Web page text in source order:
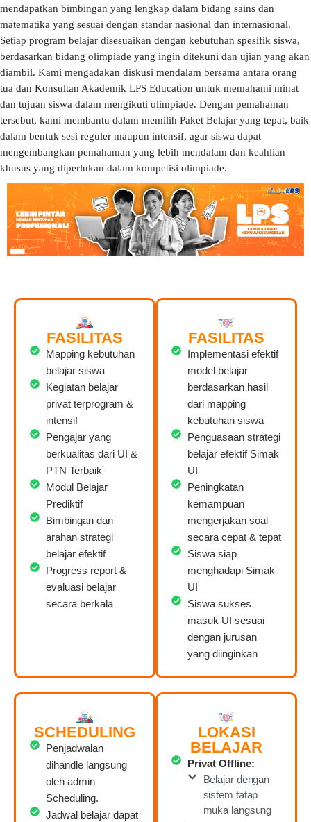
mendapatkan bimbingan yang lengkap dalam bidang sains dan
matematika yang sesuai dengan standar nasional dan internasional.
Setiap program belajar disesuaikan dengan kebutuhan spesifik siswa,
berdasarkan bidang olimpiade yang ingin ditekuni dan ujian yang akan
diambil. Kami mengadakan diskusi mendalam bersama antara orang
tua dan Konsultan Akademik LPS Education untuk memahami minat
dan tujuan siswa dalam mengikuti olimpiade. Dengan pemahaman
tersebut, kami membantu dalam memilih Paket Belajar yang tepat, baik
dalam bentuk sesi reguler maupun intensif, agar siswa dapat
mengembangkan pemahaman yang lebih mendalam dan keahlian
khusus yang diperlukan dalam kompetisi olimpiade.
FASILITAS
Mapping kebutuhan
belajar siswa
Kegiatan belajar
privat terprogram &
intensif
Pengajar yang
berkualitas dari UI &
PTN Terbaik
Modul Belajar
Prediktif
Bimbingan dan
arahan strategi
belajar efektif
Progress report &
evaluasi belajar
secara berkala
FASILITAS
Implementasi efektif
model belajar
berdasarkan hasil
dari mapping
kebutuhan siswa
Penguasaan strategi
belajar efektif Simak
UI
Peningkatan
kemampuan
mengerjakan soal
secara cepat & tepat
Siswa siap
menghadapi Simak
UI
Siswa sukses
masuk UI sesuai
dengan jurusan
yang diinginkan
SCHEDULING
Penjadwalan
dihandle langsung
oleh admin
Scheduling.
Jadwal belajar dapat
LOKASI
BELAJAR
Privat Offline:
Belajar dengan
sistem tatap
muka langsung